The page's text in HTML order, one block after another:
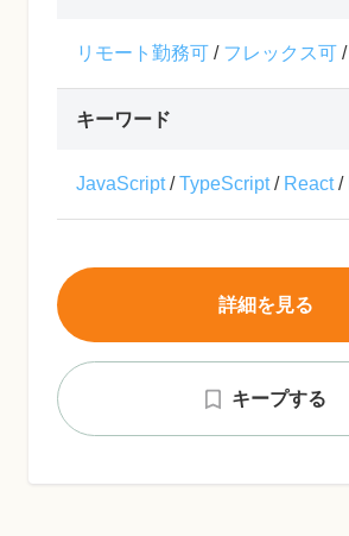
リモート勤務可 / フレックス可 /
キーワード
JavaScript/TypeScript/ React/
キープする
詳細を見る